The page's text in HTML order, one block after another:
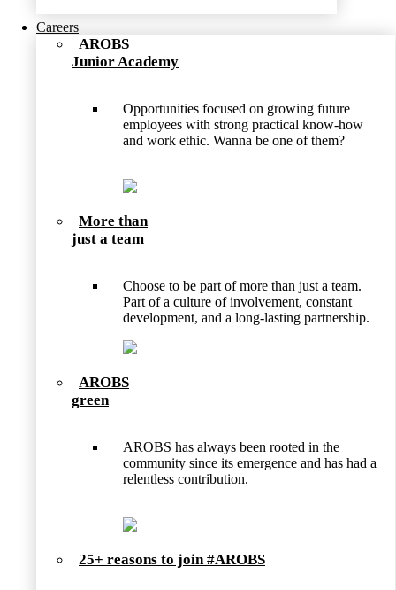
Careers
AROBS
Junior Academy
Opportunities focused on growing future
employees with strong practical know-how
and work ethic. Wanna be one of them?
More than
just a team
Choose to be part of more than just a team.
Part of a culture of involvement, constant
development, and a long-lasting partnership.
AROBS
green
AROBS has always been rooted in the
community since its emergence and has had a
relentless contribution.
25+ reasons to join #AROBS